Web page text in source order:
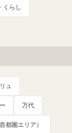
くらし
ュ
万代
都圏エリア）